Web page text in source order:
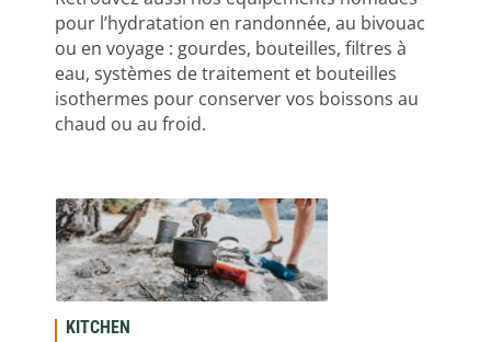
pour l’hydratation en randonnée, au bivouac
ou en voyage : gourdes, bouteilles, filtres à
eau, systèmes de traitement et bouteilles
isothermes pour conserver vos boissons au
chaud ou au froid.
KITCHEN